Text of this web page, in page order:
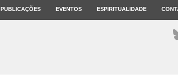
PUBLICAÇÕES EVENTOS ESPIRITUALIDADE